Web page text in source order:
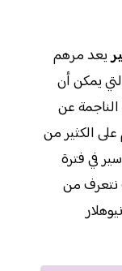
يعد مرهم
يمكن أن
عن
الكثير من
في فترة
نتعرف من